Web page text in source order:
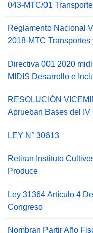
043-MTC/01
Reglamento Nacional
2018-MTC
Directiva 001 2020
MIDIS Desarrollo e
RESOLUCIÓN
Aprueban Bases del
LEY N° 30613
Retiran Instituto
Produce
Ley 31364 Artículo 4
Congreso
Nombran Partir Año